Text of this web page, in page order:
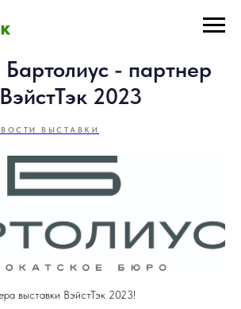
- партнер
2023
ВЫСТАВКИ
выставки ВэйстТэк 2023!